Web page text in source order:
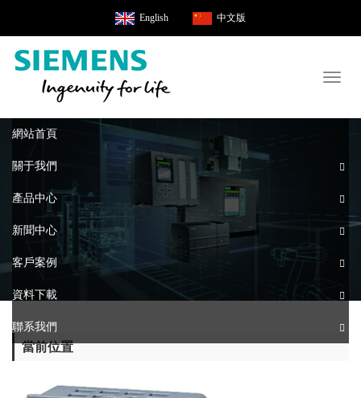
English 中文版
網站首頁
關于我們
產品中心
新聞中心
客戶案例
資料下載
聯系我們
當前位置